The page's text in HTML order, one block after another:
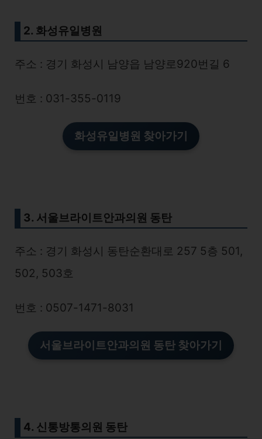
2. 화성유일병원
주소 : 경기 화성시 남양읍 남양로920번길 6
번호 : 031-355-0119
화성유일병원 찾아가기
3. 서울브라이트안과의원 동탄
주소 : 경기 화성시 동탄순환대로 257 5층 501,
502, 503호
번호 : 0507-1471-8031
서울브라이트안과의원 동탄 찾아가기
4. 신통방통의원 동탄